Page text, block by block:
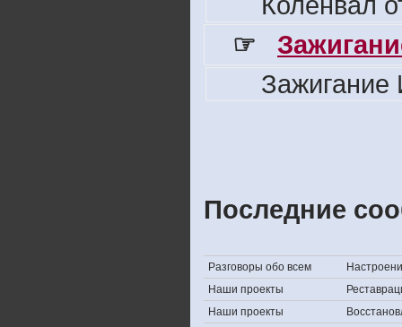
☞
Последние
Разговоры обо всем
Наши проекты
Наши проекты